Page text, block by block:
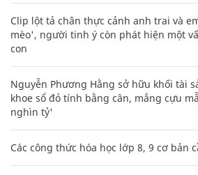
Clip lột tả chân thực cảnh anh trai và
mèo', người tinh ý còn phát hiện một
con
Nguyễn Phương Hằng sở hữu khối tài
khoe sổ đỏ tính bằng cân, mắng cựu
nghìn tỷ'
Các công thức hóa học lớp 8, 9 cơ bản